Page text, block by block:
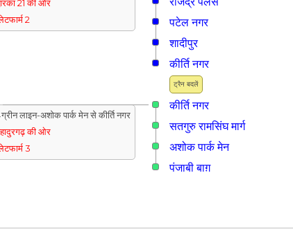
21 की ओर
2
पटेल नगर
शादीपुर
ट्रैन बदलें
कीर्ति नगर
कीर्ति नगर
लाइन-अशोक पार्क मेन से कीर्ति नगर
की ओर
3
सतगुरु रामसिंघ मार्ग
अशोक पार्क मेन
पंजाबी बाग़